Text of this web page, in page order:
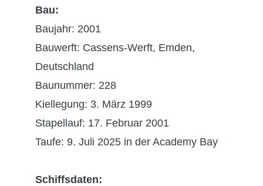
Bau:
Baujahr: 2001
Bauwerft: Cassens-Werft, Emden,
Deutschland
Baunummer: 228
Kiellegung: 3. März 1999
Stapellauf: 17. Februar 2001
Taufe: 9. Juli 2025 in der Academy Bay
Schiffsdaten: